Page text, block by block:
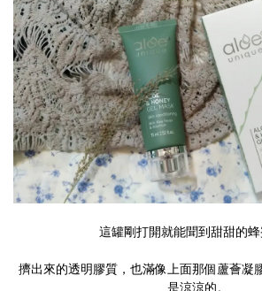
這罐剛打開就能聞到甜甜的蜂
擠出來的透明膠質，也滿像上面那個蘆薈凝
是涼涼的。